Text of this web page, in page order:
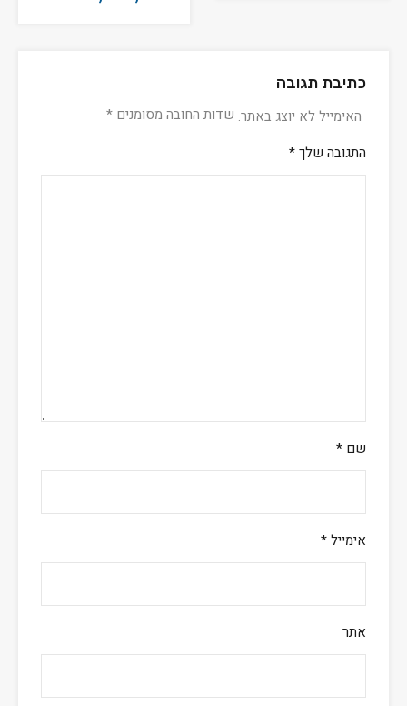
כתיבת תגובה
האימייל לא יוצג באתר. שדות החובה מסומנים *
התגובה שלך*
שם *
אימייל*
אתר